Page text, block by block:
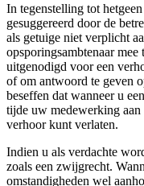
In tegenstelling tot
gesuggereerd door de
als getuige niet verplicht
opsporingsambtenaar
uitgenodigd voor een
of om antwoord te geven
beseffen dat wanneer u
tijde uw medewerking
verhoor kunt verlaten.
Indien u als verdachte
zoals een zwijgrecht.
omstandigheden wel